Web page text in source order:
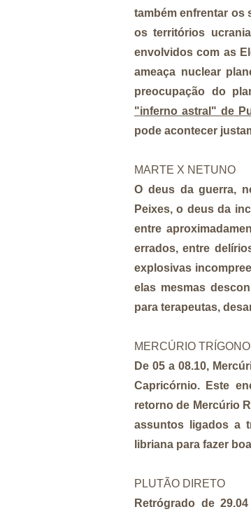
também enfrentar os
os territórios
envolvidos com as
ameaça nuclear
preocupação do
"inferno astral" de
pode acontecer
MARTE X NETUNO
O deus da guerra,
Peixes, o deus da
entre
errados, entre
explosivas
elas mesmas
para terapeutas,
MERCÚRIO
De 05 a 08.10,
Capricórnio. Este
retorno de Mercúrio
assuntos ligados a
libriana para fazer
PLUTÃO DIRETO
Retrógrado de